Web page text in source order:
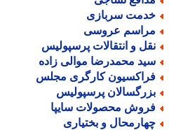
سربازی
عروسی
و انتقالات پرسپولیس
محمدرضا موالی زاده
کارگری مجلس
پرسپولیس
محصولات سایپا
و بختیاری